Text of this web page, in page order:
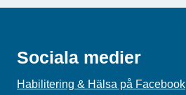
Sociala medier
Habilitering & Hälsa på Facebook